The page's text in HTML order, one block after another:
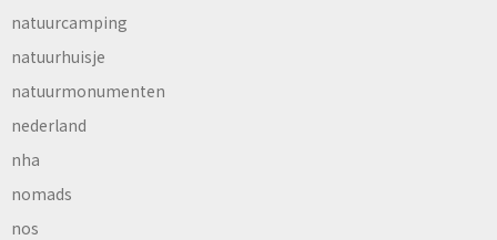
natuurcamping
natuurhuisje
natuurmonumenten
nederland
nha
nomads
nos